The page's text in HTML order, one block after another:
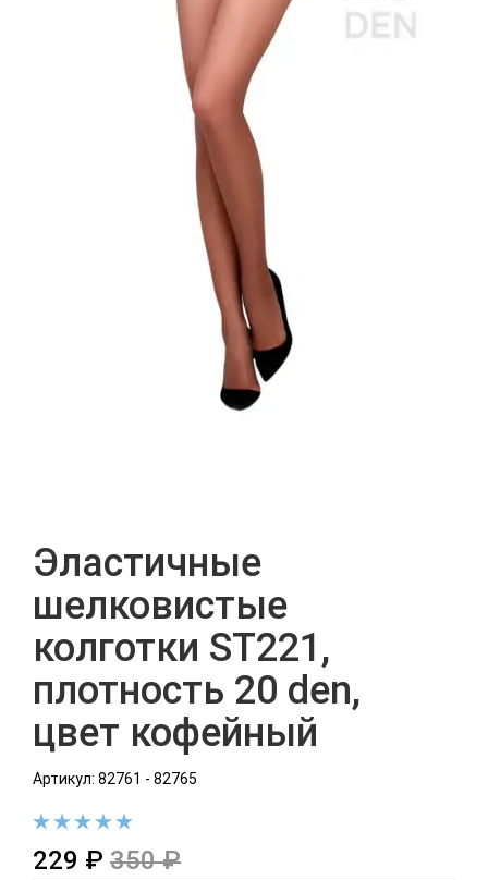
Эластичные
шелковистые
колготки ST221,
плотность 20 den,
цвет кофейный
Артикул: 82761 - 82765
229 ₽ 350 ₽